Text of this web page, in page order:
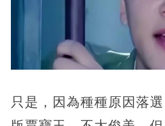
只是，因為種種原因落